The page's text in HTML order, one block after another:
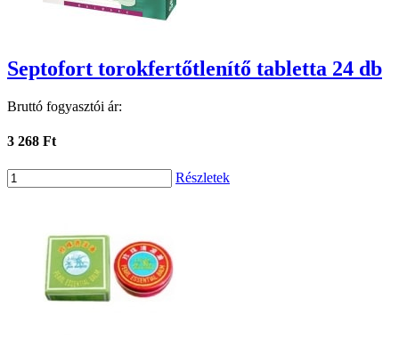
Septofort torokfertőtlenítő tabletta 24 db
Bruttó fogyasztói ár:
3 268 Ft
Részletek